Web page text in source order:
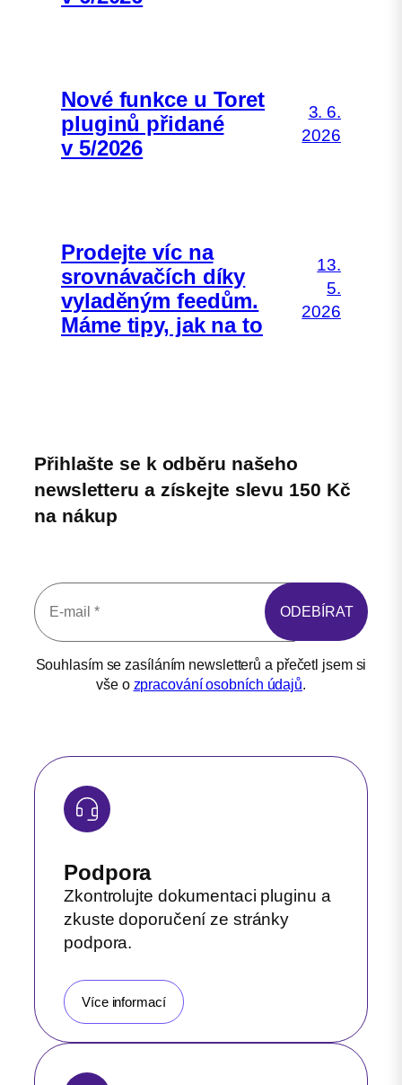
Nové funkce u Toret
pluginů přidané
v 5/2026
3. 6.
2026
Prodejte víc na
srovnávačích díky
vyladěným feedům.
Máme tipy, jak na to
13.
5.
2026
Přihlašte se k odběru našeho
newsletteru a získejte slevu 150 Kč
na nákup
Souhlasím se zasíláním newsletterů a přečetl jsem si
vše o zpracování osobních údajů.
Podpora
Zkontrolujte dokumentaci pluginu a
zkuste doporučení ze stránky
podpora.
Více informací